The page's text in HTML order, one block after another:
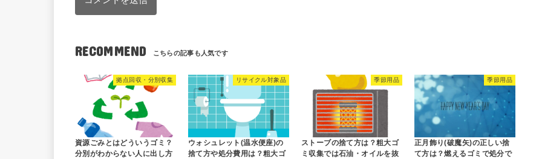
RECOMMEND
拠点回収・分別収集
資源ごみとはどういうゴミ？
分別がわからない人に出し方
リサイクル対象品
ウォシュレット(温水便座)の
捨て方や処分費用は？粗大ゴ
季節用品
ストーブの捨て方は？粗大ゴ
ミ収集では石油・オイルを抜
季節用品
正月飾り(破魔矢)の正しい捨
て方は？燃えるゴミで処分で